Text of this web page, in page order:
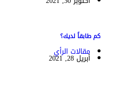
كم طابقاً لديك؟
مقالات الرأي
أبريل 28, 2021